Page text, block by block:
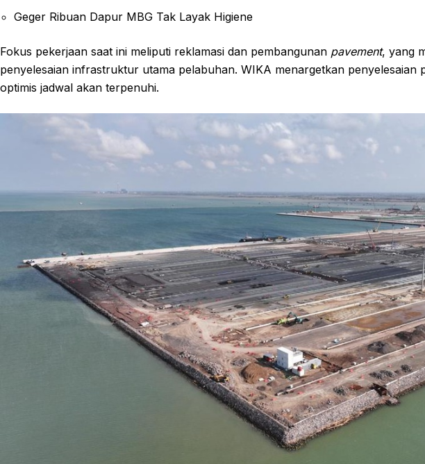
Geger Ribuan Dapur MBG Tak Layak Higiene
Fokus pekerjaan saat ini meliputi reklamasi dan pembangunan pavement, yang
penyelesaian infrastruktur utama pelabuhan. WIKA menargetkan penyelesaian
optimis jadwal akan terpenuhi.